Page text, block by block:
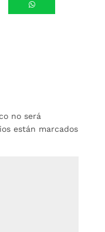
no será
están marcados